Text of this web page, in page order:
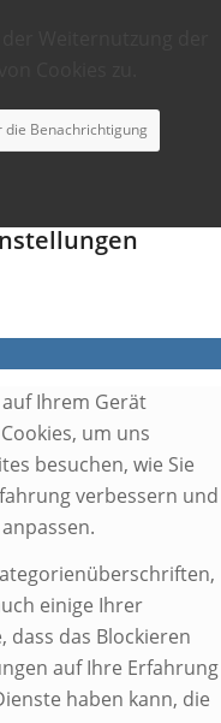
die Benachrichtigung
Ihrem Gerät
um uns
besuchen, wie Sie
verbessern und
einige Ihrer
dass das Blockieren
auf Ihre Erfahrung
haben kann, die